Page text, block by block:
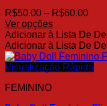
escolhidas
na
página
do
produto
R$50.00 – R$60.00Faixa
Ver opções
Este
produto
tem
várias
As
Adicionar à Lista De
Adicionar à Lista De
Visualização Rápida
FEMININO